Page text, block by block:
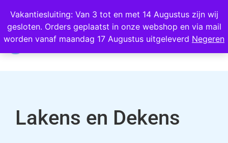
Vakantiesluiting: Van 3 tot en met 14 Augustus zijn wij
gesloten. Orders geplaatst in onze webshop en via mail
worden vanaf maandag 17 Augustus uitgeleverd Negeren
Wij scoren een 4,8 op Google
0
Lakens en Dekens